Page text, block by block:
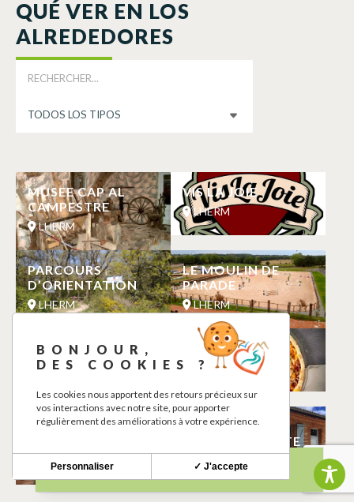
QUÉ VER EN LOS
ALREDEDORES
MUSEE CAP AL
CAMPESTRE
LHERM
VIS LA JOIE
LHERM
PARCOURS
D’ORIENTATION
LHERM
LE MOULIN DE
PARADE
LHERM
LE CLOS DES
ALOES
WHY NOT
LHERM
LE CHATEAU EN
LHERM
MEDIATHEQUE
LAURENCE PATTE
LHERM
BONJOUR,
DES COOKIES ?
Les cookies nous apportent des retours précieux sur
vos interactions avec notre site, pour apporter
régulièrement des améliorations à votre expérience.
✓ J'accepte
Personnaliser